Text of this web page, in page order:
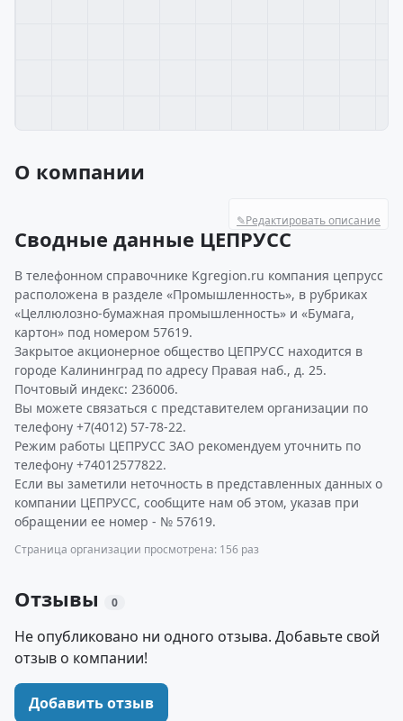
О компании
✎Редактировать описание
Сводные данные ЦЕПРУСС
В телефонном справочнике Kgregion.ru компания цепрусс
расположена в разделе «Промышленность», в рубриках
«Целлюлозно-бумажная промышленность» и «Бумага,
картон» под номером 57619.
Закрытое акционерное общество ЦЕПРУСС находится в
городе Калининград по адресу Правая наб., д. 25.
Почтовый индекс: 236006.
Вы можете связаться с представителем организации по
телефону +7(4012) 57-78-22.
Режим работы ЦЕПРУСС ЗАО рекомендуем уточнить по
телефону +74012577822.
Если вы заметили неточность в представленных данных о
компании ЦЕПРУСС, сообщите нам об этом, указав при
обращении ее номер - № 57619.
Страница организации просмотрена: 156 раз
Отзывы 0
Не опубликовано ни одного отзыва. Добавьте свой
отзыв о компании!
Добавить отзыв